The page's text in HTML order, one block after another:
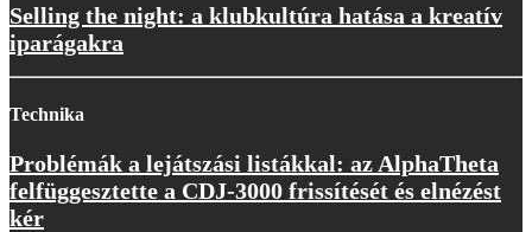
Selling the night: a klubkultúra hatása a kreatív
iparágakra
Technika
Problémák a lejátszási listákkal: az AlphaTheta
felfüggesztette a CDJ-3000 frissítését és elnézést
kér